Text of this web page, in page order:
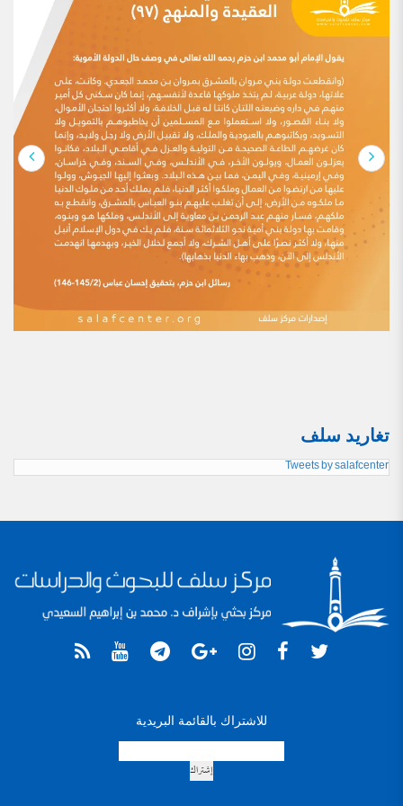
تغاريد سلف
Tweets by salafcenter
للاشتراك بالقائمة البريدية